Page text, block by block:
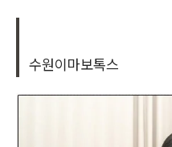
수원이마보톡스